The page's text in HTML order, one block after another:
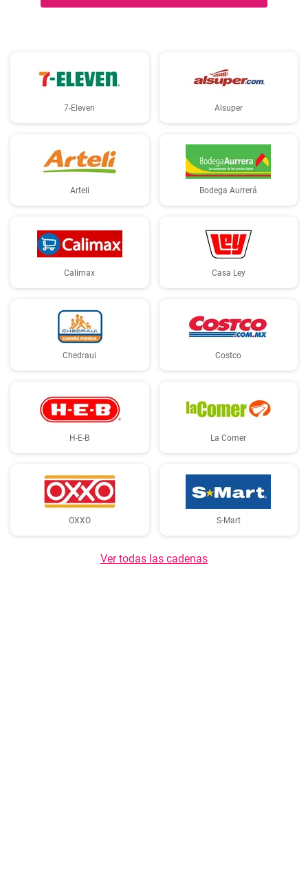
7-Eleven Alsuper
Arteli Bodega Aurrerá
Calimax Casa Ley
Chedraui Costco
H-E-B La Comer
OXXO S-Mart
Ver todas las cadenas